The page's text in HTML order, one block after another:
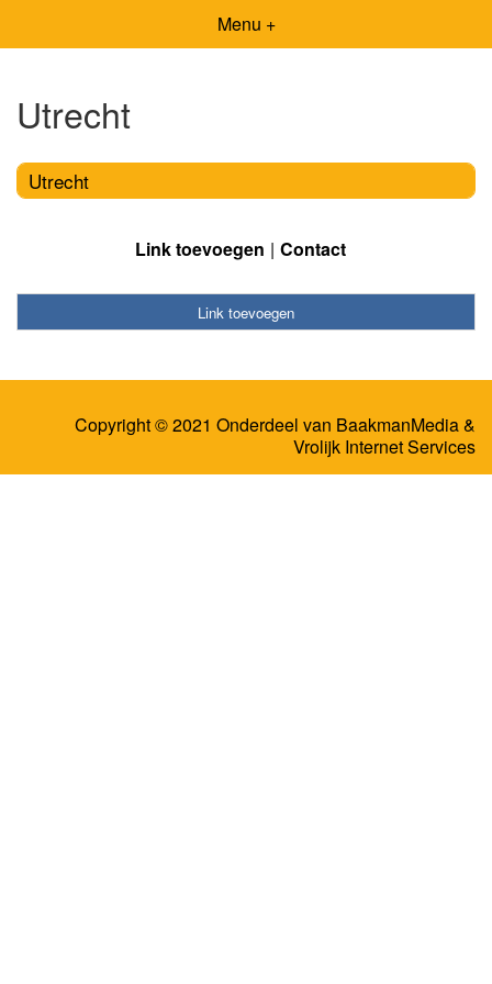
Menu +
Utrecht
Utrecht
Link toevoegen Contact
Link toevoegen
Copyright © 2021 Onderdeel van BaakmanMedia&
Vrolijk Internet Services